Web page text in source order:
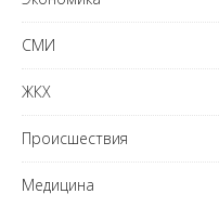
СМИ
ЖКХ
Происшествия
Медицина